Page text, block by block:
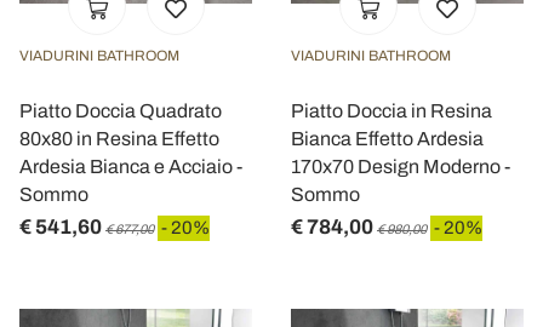
VIADURINI BATHROOM
Piatto Doccia Quadrato
80x80 in Resina Effetto
Ardesia Bianca e Acciaio -
Sommo
€ 541,60 € 677,00 - 20%
VIADURINI BATHROOM
Piatto Doccia in Resina
Bianca Effetto Ardesia
170x70 Design Moderno -
Sommo
€ 784,00 € 980,00 - 20%